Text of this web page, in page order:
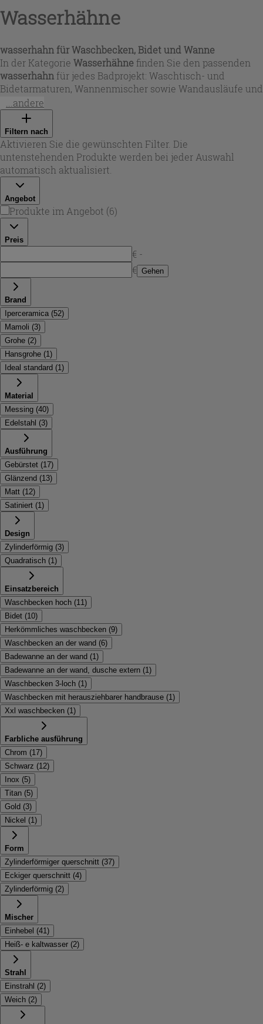
Wasserhähne
wasserhahn für Waschbecken, Bidet und Wanne
In der Kategorie Wasserhähne finden Sie den passenden
wasserhahn für jedes Badprojekt: Waschtisch- und
Bidetarmaturen, Wannenmischer sowie Wandausläufe und
Unterputzlösungen. Je nach Einsatzbereich wählen Sie
zwischen Einhebel- oder Zweigrifftechnik, Standard- oder
Hochauslauf sowie Varianten
Strahlregler/Perlator für einen gleichmäßigen, spritzarmen
Wasserfluss. Für mehr Komfort gibt es auch Modelle mit
herausziehbarer Handbrause oder ergänzende WC-Brause-
Sets inklusive Armatur.
...andere
Filtern nach
Aktivieren Sie die gewünschten Filter. Die
untenstehenden Produkte werden bei jeder Auswahl
automatisch aktualisiert.
Angebot
Produkte im Angebot (6)
Preis
€ -
€ Gehen
Brand
Iperceramica (52)
Mamoli (3)
Grohe (2)
Hansgrohe (1 )
Ideal standard (1 )
Material
Messing (40)
Edelstahl (3)
Ausführung
Gebürstet (17)
Glänzend (13)
Matt (12)
Satiniert (1 )
Design
Zylinderförmig (3)
Quadratisch (1 )
Einsatzbereich
Waschbecken hoch (11 )
Bidet (10)
Herkömmliches waschbecken (9)
Waschbecken an der wand (6)
Badewanne an der wand (1 )
Badewanne an der wand, dusche extern (1 )
Waschbecken 3-loch (1 )
Waschbecken mit herausziehbarer handbrause (1 )
Xxl waschbecken (1 )
Farbliche ausführung
Chrom (17)
Schwarz (12)
Inox (5)
Titan (5)
Gold (3)
Nickel (1 )
Form
Zylinderförmiger querschnitt (37)
Eckiger querschnitt (4)
Zylinderförmig (2)
Mischer
Einhebel (41 )
Heiß- e kaltwasser (2)
Strahl
Einstrahl (2)
Weich (2)